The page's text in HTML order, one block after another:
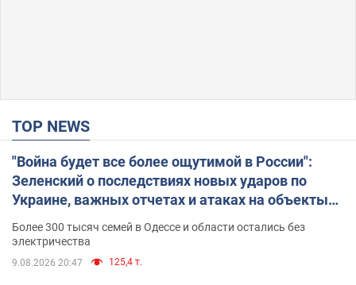
TOP NEWS
"Война будет все более ощутимой в России":
Зеленский о последствиях новых ударов по
Украине, важных отчетах и атаках на объекты
противника. Видео
Более 300 тысяч семей в Одессе и области остались без
электричества
9.08.2026 20:47 125,4 т.